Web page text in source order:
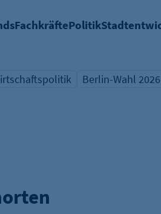
FachkräftePolitik
SchlagwortÜbersicht
Berlin-Wahl 2026